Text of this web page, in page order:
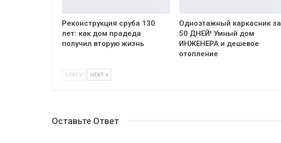
Реконструкция сруба 130
лет: как дом прадеда
получил вторую жизнь
Одноэтажный каркасник за
50 ДНЕЙ! Умный дом
ИНЖЕНЕРА и дешевое
отопление
PREV NEXT
Оставьте Ответ